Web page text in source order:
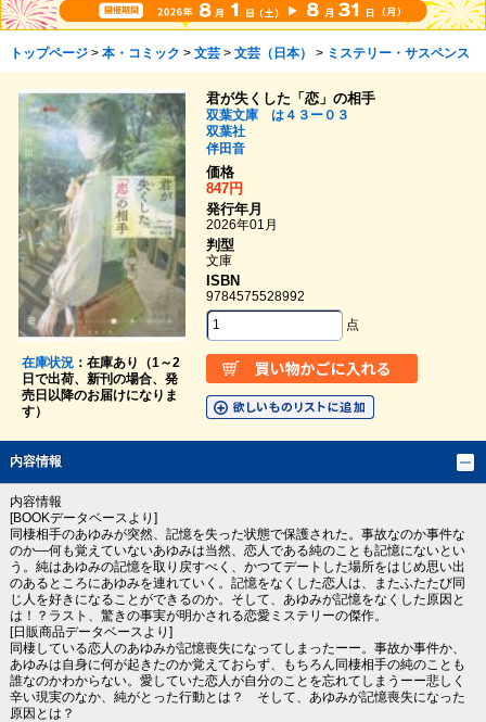
トップページ> 本・コミック > 文芸> 文芸（日本） > ミステリー・サスペンス
在庫状況：在庫あり（1～2
日で出荷、新刊の場合、発
売日以降のお届けになりま
す）
君が失くした「恋」の相手
双葉文庫 は４３ー０３
双葉社
伴田音
価格
847円
発行年月
2026年01月
判型
文庫
ISBN
9784575528992
点
内容情報
内容情報
[BOOKデータベースより]
同棲相手のあゆみが突然、記憶を失った状態で保護された。事故なのか事件な
のか―何も覚えていないあゆみは当然、恋人である純のことも記憶にないとい
う。純はあゆみの記憶を取り戻すべく、かつてデートした場所をはじめ思い出
のあるところにあゆみを連れていく。記憶をなくした恋人は、またふたたび同
じ人を好きになることができるのか。そして、あゆみが記憶をなくした原因と
は！？ラスト、驚きの事実が明かされる恋愛ミステリーの傑作。
[日販商品データベースより]
同棲している恋人のあゆみが記憶喪失になってしまったーー。事故か事件か、
あゆみは自身に何が起きたのか覚えておらず、もちろん同棲相手の純のことも
誰なのかわからない。愛していた恋人が自分のことを忘れてしまうーー悲しく
辛い現実のなか、純がとった行動とは？ そして、あゆみが記憶喪失になった
原因とは？